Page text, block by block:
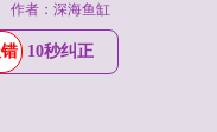
作者：深海鱼缸
10秒纠正